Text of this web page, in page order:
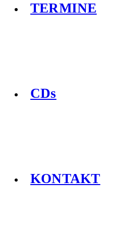
TERMINE
CDs
KONTAKT